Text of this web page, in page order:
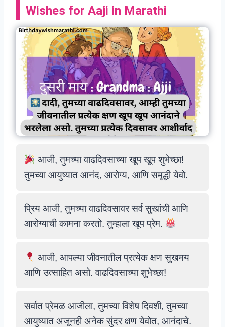
Wishes for Aaji in Marathi
आजी, तुमच्या वाढदिवसाच्या खूप खूप शुभेच्छा!
तुमच्या आयुष्यात आनंद, आरोग्य, आणि समृद्धी येवो.
प्रिय आजी, तुमच्या वाढदिवसावर सर्व सुखांची आणि
आरोग्याची कामना करतो. तुम्हाला खूप प्रेम.
आजी, आपल्या जीवनातील प्रत्येक क्षण सुखमय
आणि उत्साहित असो. वाढदिवसाच्या शुभेच्छा!
सर्वात प्रेमळ आजीला, तुमच्या विशेष दिवशी, तुमच्या
आयुष्यात अजूनही अनेक सुंदर क्षण येवोत, आनंदाचे.